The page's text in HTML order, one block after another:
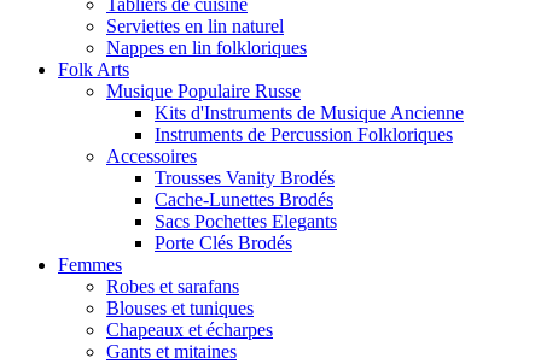
Tabliers de cuisine
Serviettes en lin naturel
Nappes en lin folkloriques
Folk Arts
Musique Populaire Russe
Kits d'Instruments de Musique Ancienne
Instruments de Percussion Folkloriques
Accessoires
Trousses Vanity Brodés
Cache-Lunettes Brodés
Sacs Pochettes Elegants
Porte Clés Brodés
Femmes
Robes et sarafans
Blouses et tuniques
Chapeaux et écharpes
Gants et mitaines